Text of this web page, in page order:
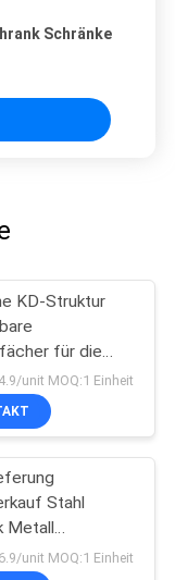
Schränke
KD-Struktur
für die
unit MOQ:1 Einheit
Stahl
Metall
unit MOQ:1 Einheit